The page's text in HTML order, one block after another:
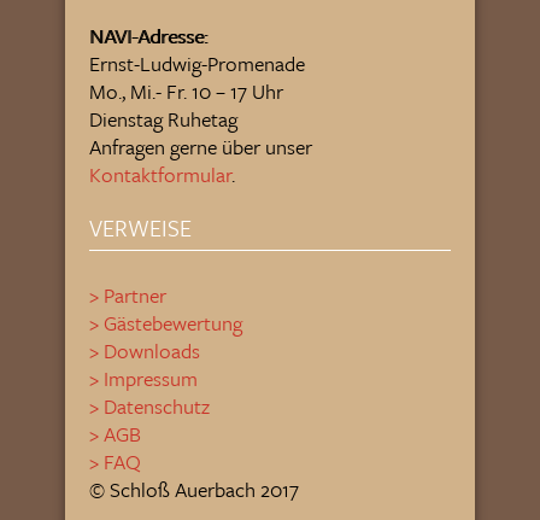
NAVI-Adresse:
Ernst-Ludwig-Promenade
Mo., Mi.- Fr. 10 – 17 Uhr
Dienstag Ruhetag
Anfragen gerne über unser
Kontaktformular.
VERWEISE
> Partner
> Gästebewertung
> Downloads
> Impressum
> Datenschutz
> AGB
> FAQ
© Schloß Auerbach 2017